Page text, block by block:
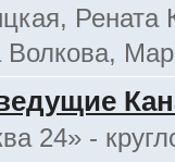
Рената
Волкова,
24» -